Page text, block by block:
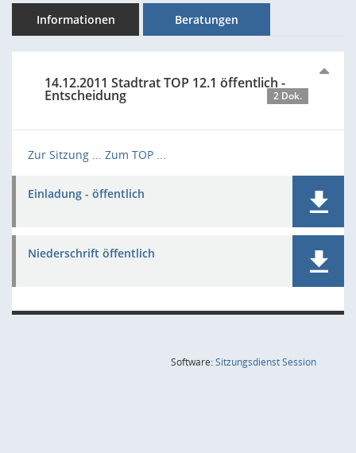
Informationen Beratungen
14.12.2011 Stadtrat TOP 12.1 öffentlich -
Entscheidung 2 Dok.
Zur Sitzung ... Zum TOP ...
Einladung - öffentlich
Niederschrift öffentlich
Software:SitzungsdienstSession(Wird in